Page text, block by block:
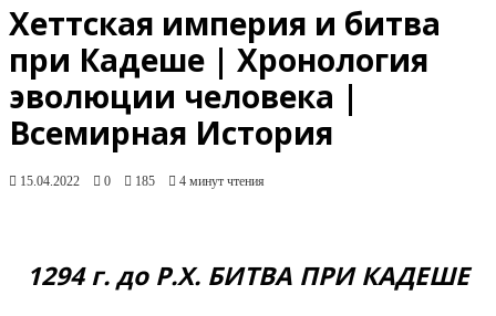
Хеттская империя и битва
при Кадеше | Хронология
эволюции человека |
Всемирная История
15.04.2022 0 185 4 минут чтения
1294 г. до Р.Х. БИТВА ПРИ КАДЕШЕ